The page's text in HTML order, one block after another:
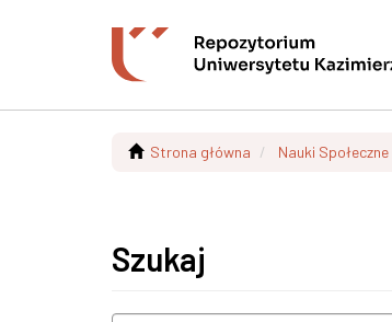
Strona główna Nauki Społeczne
Szukaj